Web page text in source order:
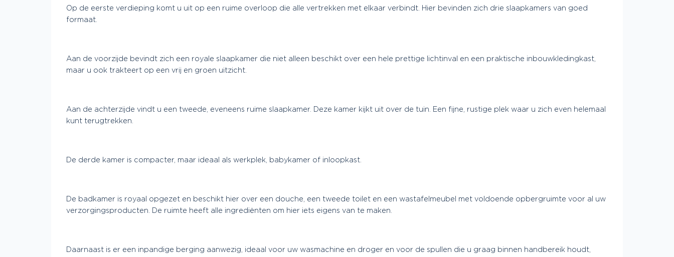
Op de eerste verdieping komt u uit op een ruime overloop die alle vertrekken met elkaar verbindt. Hier bevinden zich drie slaapkamers van goed
formaat.
Aan de voorzijde bevindt zich een royale slaapkamer die niet alleen beschikt over een hele prettige lichtinval en een praktische inbouwkledingkast,
maar u ook trakteert op een vrij en groen uitzicht.
Aan de achterzijde vindt u een tweede, eveneens ruime slaapkamer. Deze kamer kijkt uit over de tuin. Een fijne, rustige plek waar u zich even helemaal
kunt terugtrekken.
De derde kamer is compacter, maar ideaal als werkplek, babykamer of inloopkast.
De badkamer is royaal opgezet en beschikt hier over een douche, een tweede toilet en een wastafelmeubel met voldoende opbergruimte voor al uw
verzorgingsproducten. De ruimte heeft alle ingrediënten om hier iets eigens van te maken.
Daarnaast is er een inpandige berging aanwezig, ideaal voor uw wasmachine en droger en voor de spullen die u graag binnen handbereik houdt,